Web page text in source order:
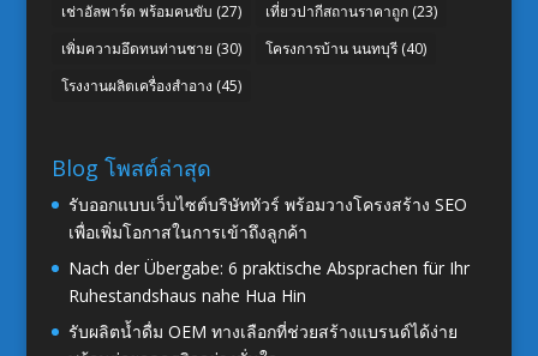
เช่าอัลพาร์ด พร้อมคนขับ (27) เที่ยวปากีสถานราคาถูก(23)
เพิ่มความอึดทนท่านชาย (30) โครงการบ้าน นนทบุรี(40)
โรงงานผลิตเครื่องสำอาง (45)
Blog โพสต์ล่าสุด
รับออกแบบเว็บไซต์บริษัททัวร์ พร้อมวางโครงสร้าง SEO
เพื่อเพิ่มโอกาสในการเข้าถึงลูกค้า
Nach der Übergabe: 6 praktische Absprachen für Ihr
Ruhestandshaus nahe Hua Hin
รับผลิตน้ำดื่ม OEM ทางเลือกที่ช่วยสร้างแบรนด์ได้ง่าย